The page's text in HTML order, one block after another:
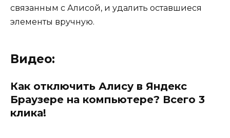
связанным с Алисой, и удалить оставшиеся
элементы вручную.
Видео:
Как отключить Алису в Яндекс
Браузере на компьютере? Всего 3
клика!